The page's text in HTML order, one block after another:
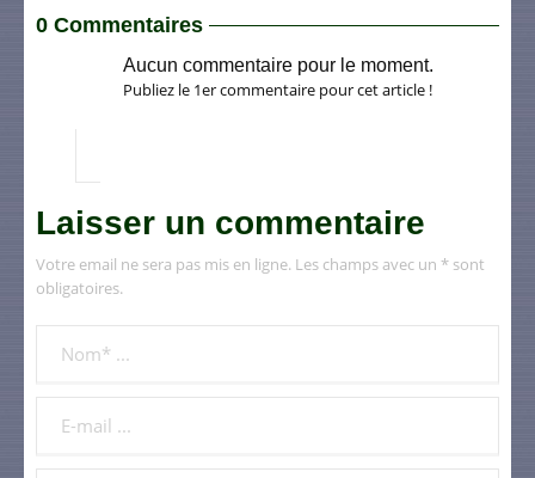
0 Commentaires
Aucun commentaire pour le moment.
Publiez le 1er commentaire pour cet article !
Laisser un commentaire
Votre email ne sera pas mis en ligne. Les champs avec un * sont
obligatoires.